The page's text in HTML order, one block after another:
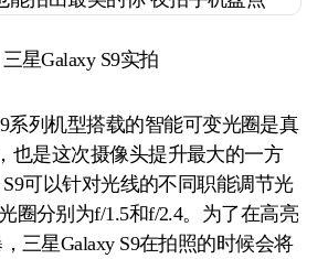
三星Galaxy S9实拍
列机型搭载的智能可变光圈是真
也是这次摄像头提升最大的一方
S9可以针对光线的不同职能调节光
圈分别为f/1.5和f/2.4。为了在高亮
三星Galaxy S9在拍照的时候会将